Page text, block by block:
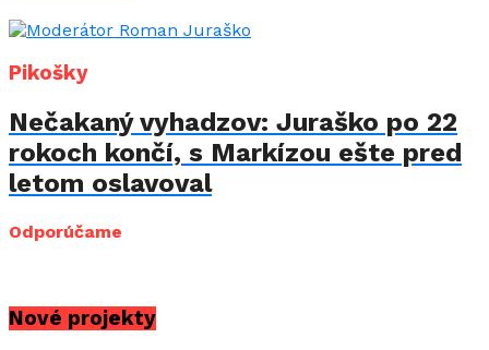
Pikošky
Nečakaný vyhadzov: Juraško po 22
rokoch končí, s Markízou ešte pred
letom oslavoval
Odporúčame
Nové projekty